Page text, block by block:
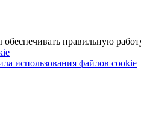
правильную
использования файлов cookie